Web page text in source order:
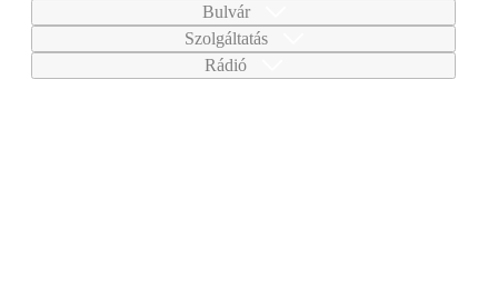
Bulvár
Szolgáltatás
Rádió